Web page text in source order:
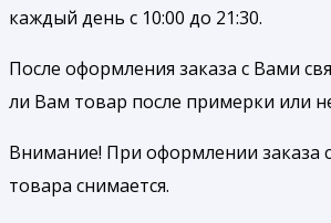
каждый день с 10:00 до 21:30.
После оформления заказа с Вами
ли Вам товар после примерки или
Внимание! При оформлении заказа
товара снимается.